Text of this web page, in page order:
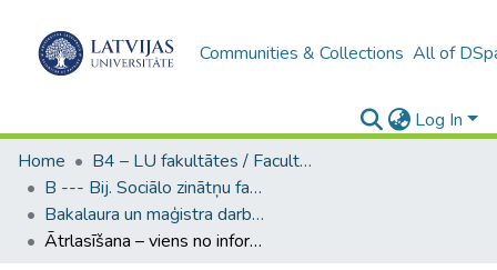
Communities & Collections All of
Log In
Home
B4 – LU fakultātes / Faculties of the UL
B --- Bij. Sociālo zinātņu fakultātes noslēguma darbi / Faculty of Social Sciences - Graduate works
Bakalaura un maģistra darbi (SZF) / Bachelor's and Master's theses
Ātrlasīšana – viens no informācijas ieguves veidiem